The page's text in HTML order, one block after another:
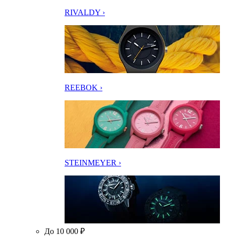
RIVALDY ›
REEBOK ›
STEINMEYER ›
До 10 000 ₽